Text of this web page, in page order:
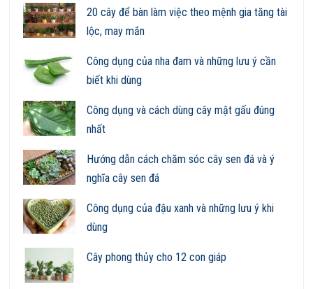
20 cây để bàn làm việc theo mệnh gia tăng tài
lộc, may mắn
Công dụng của nha đam và những lưu ý cần
biết khi dùng
Công dụng và cách dùng cây mật gấu đúng
nhất
Hướng dẫn cách chăm sóc cây sen đá và ý
nghĩa cây sen đá
Công dụng của đậu xanh và những lưu ý khi
dùng
Cây phong thủy cho 12 con giáp